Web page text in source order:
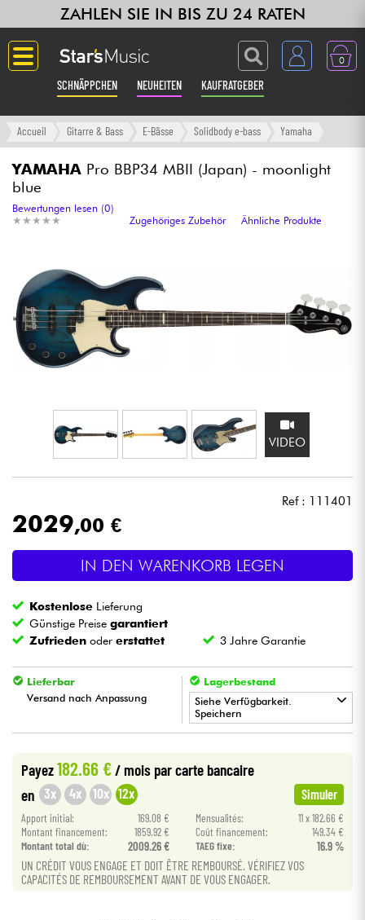
ZAHLEN SIE IN BIS ZU 24 RATEN
0
SCHNÄPPCHEN NEUHEITEN KAUFRATGEBER
Langue
Gitarre & Bass
Verstärker & Effekte
Synths & samplers
Studio
Mikros
Licht
Blasinstrumente
Violinen & Quartett
Kabel & Zubehöre
HiFi
Accueil Gitarre & Bass E-Bässe Solidbody e-bass Yamaha
YAMAHA Pro BBP34 MBII (Japan) - moonlight
blue
★ ★ ★ ★ ★
★ ★ ★ ★ ★
Bewertungen lesen (0)
Zugehöriges Zubehör
Ähnliche Produkte
VIDEO
Ref : 111401
2029,00 €
IN DEN WARENKORB LEGEN
Kostenlose Lieferung
Günstige Preisegarantiert
Zufrieden odererstattet 3 Jahre Garantie
Lieferbar
Versand nach Anpassung
Lagerbestand
Siehe Verfügbarkeit.
Speichern
Payez182.66 €/ mois par carte bancaire
en 3x 4x 10x 12x Simuler
Apport initial: 169.08 € Mensualités:
11 x 182.66 €
Montant financement:
1859.92 € Coût financement:
149.34 €
Montant total dù:
2009.26 € TAEG fixe: 16.9 %
UN CRÉDIT VOUS ENGAGE ET DOIT ÊTRE REMBOURSÉ. VÉRIFIEZ VOS
CAPACITÉS DE REMBOURSEMENT AVANT DE VOUS ENGAGER.